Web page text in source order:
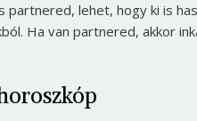
partnered, lehet, hogy ki is
Ha van partnered, akkor